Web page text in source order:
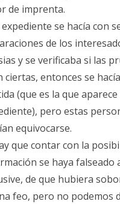
de imprenta.
expediente se hacía con
de los
y se verificaba si las
ciertas, entonces se
(que es la que aparece
pero estas
equivocarse.
que contar con la
se haya falseado
de que hubiera
feo, pero no podemos